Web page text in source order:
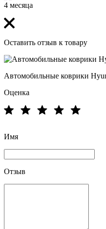
4 месяца
Оставить отзыв к товару
Автомобильные коврики
Оценка
Имя
Отзыв